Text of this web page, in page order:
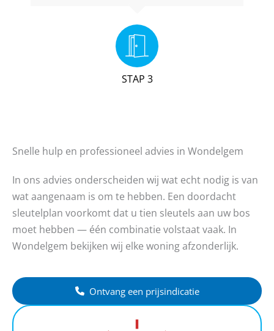
STAP 3
Snelle hulp en professioneel advies in Wondelgem
In ons advies onderscheiden wij wat echt nodig is van
wat aangenaam is om te hebben. Een doordacht
sleutelplan voorkomt dat u tien sleutels aan uw bos
moet hebben — één combinatie volstaat vaak. In
Wondelgem bekijken wij elke woning afzonderlijk.
Ontvang een prijsindicatie